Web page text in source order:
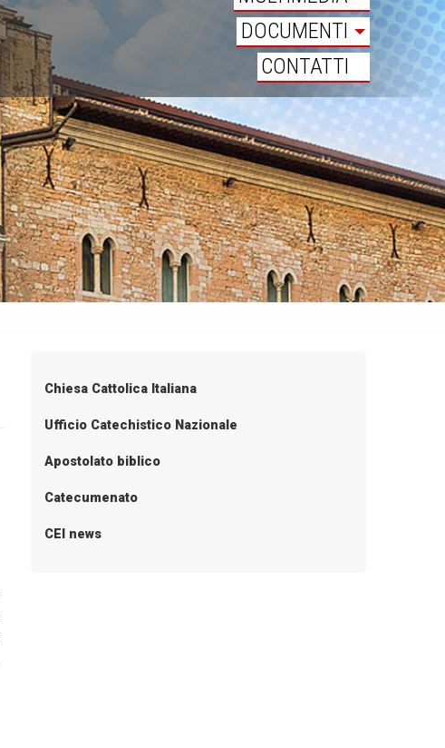
DOCUMENTI
CONTATTI
Chiesa Cattolica Italiana
Ufficio Catechistico Nazionale
Apostolato biblico
Catecumenato
CEI news